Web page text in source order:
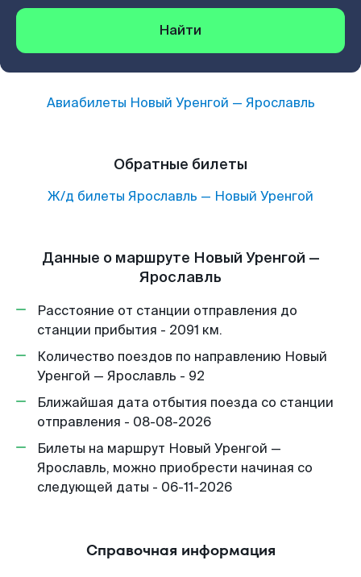
Найти
Авиабилеты Новый Уренгой — Ярославль
Обратные билеты
Ж/д билеты Ярославль — Новый Уренгой
Данные о маршруте Новый Уренгой —
Ярославль
Расстояние от станции отправления до
станции прибытия - 2091 км.
Количество поездов по направлению Новый
Уренгой — Ярославль - 92
Ближайшая дата отбытия поезда со станции
отправления - 08-08-2026
Билеты на маршрут Новый Уренгой —
Ярославль, можно приобрести начиная со
следующей даты - 06-11-2026
Справочная информация